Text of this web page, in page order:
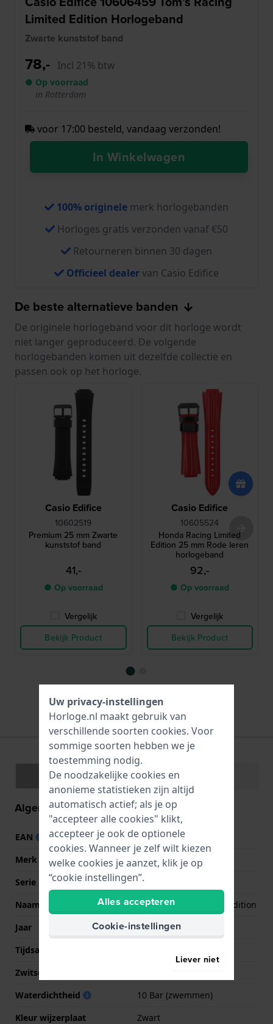
Limited Edition Horlogeband
Zwarte kunststof band
78,- Incl 21% btw
● Op voorraad
in Rotterdam
voor 17:00 besteld, vandaag verzonden!
In Winkelwagen
100% originele merk horlogebanden
Horloges gratis verzonden vanaf €50
Retourneren binnen 30 dagen
Officieel dealervan Casio Edifice
De beste alternatieve banden
De originele horlogeband voor dit horloge wordt
niet langer geproduceerd. De volgende
horlogebanden komen uit dezelfde collectie en
passen ook op het horloge.
Casio Edifice
10602519
Premium 25 mm Zwarte
kunststof band
41,-
● Op voorraad
Vergelijk
Bekijk Product
Casio Edifice
10605524
Honda Racing Limited
Edition 25 mm Rode leren
horlogeband
92,-
● Op voorraad
Vergelijk
Bekijk Product
Alle passende merkbanden
Specificaties Functies
Algemene informatie
EAN
4549526268489
Merk
Casio Edifice
Serie
Premium
Naam
Tom?s Racing Limited Edition
Jaar
2020 Lente/Zomer
Tijdsaanduiding
Zwitsers fabricaat
Waterdichtheid
10 Bar (zwemmen)
Kleur wijzerplaat
Zwart
Uw privacy-instellingen
Horloge.nl maakt gebruik van
verschillende soorten cookies. Voor
sommige soorten hebben we je
toestemming nodig.
De noodzakelijke cookies en
anonieme statistieken zijn altijd
automatisch actief; als je op
"accepteer alle cookies" klikt,
accepteer je ook de optionele
cookies. Wanneer je zelf wilt kiezen
welke cookies je aanzet, klik je op
“cookie instellingen”.
Alles accepteren
Cookie-instellingen
Liever niet